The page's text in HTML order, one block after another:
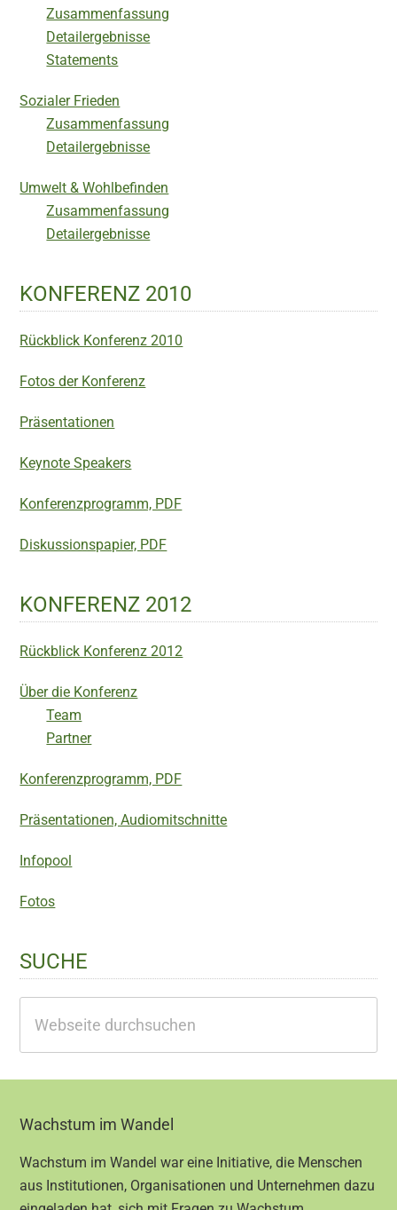
Zusammenfassung
Detailergebnisse
Statements
Sozialer Frieden
Zusammenfassung
Detailergebnisse
Umwelt & Wohlbefinden
Zusammenfassung
Detailergebnisse
KONFERENZ 2010
Rückblick Konferenz 2010
Fotos der Konferenz
Präsentationen
Keynote Speakers
Konferenzprogramm, PDF
Diskussionspapier, PDF
KONFERENZ 2012
Rückblick Konferenz 2012
Über die Konferenz
Team
Partner
Konferenzprogramm, PDF
Präsentationen, Audiomitschnitte
Infopool
Fotos
SUCHE
durchsuchen
Footer
Wachstum im Wandel
Wachstum im Wandel war eine Initiative, die Menschen
aus Institutionen, Organisationen und Unternehmen dazu